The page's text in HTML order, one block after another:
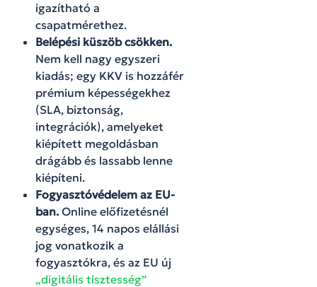
igazítható a
csapatmérethez.
Belépési küszöb csökken.
Nem kell nagy egyszeri
kiadás; egy KKV is hozzáfér
prémium képességekhez
(SLA, biztonság,
integrációk), amelyeket
kiépített megoldásban
drágább és lassabb lenne
kiépíteni.
Fogyasztóvédelem az EU-
ban. Online előfizetésnél
egységes, 14 napos elállási
jog vonatkozik a
fogyasztókra, és az EU új
„digitális tisztesség”